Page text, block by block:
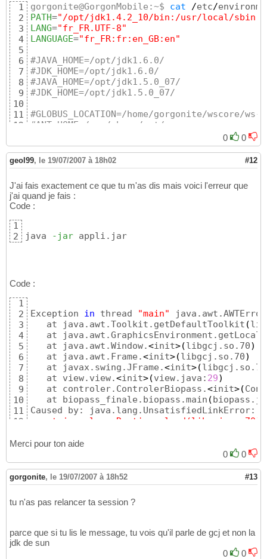
1
2
3
4
5
6
7
8
9
10
11
12
14
15
gorgonite@GorgonMobile:~$ cat /etc/
PATH="/opt/jdk1.4.2_10/bin:/usr/local/
LANG="fr_FR.UTF-8"
LANGUAGE="fr_FR:fr:en_GB:en"
#JAVA_HOME=/opt/jdk1.6.0/
#JDK_HOME=/opt/jdk1.6.0/
#JAVA_HOME=/opt/jdk1.5.0_07/
#JDK_HOME=/opt/jdk1.5.0_07/
#GLOBUS_LOCATION=/home/gorgonite/
#ANT_HOME=/usr/share/ant/
JAVA_HOME=/opt/
JDK_HOME=/opt/jdk1.4.2_10
0 0
geol99, le 19/07/2007 à 18h02 #12
J'ai fais exactement ce que tu m'as dis mais voici l'erreur que
j'ai quand je fais :
Code :
1
2
java -jar appli.jar
Code :
1
2
3
4
5
6
7
8
9
10
11
12
14
16
17
18
Exception in thread "main"
   at java.awt.Toolkit.getDefaultToolkit
(
at
   at java.awt.Window.
<init>(libgcj.so.70)
   at java.awt.Frame.
<init>(libgcj.so.70)
   at javax.swing.JFrame.
<init>(libgcj.so.70
   at view.view.
<init>(view.java: 29)
   at controler.ControlerBiopass.
<init>(
   at biopass_finale.biopass.main
(
Caused by:
   at java.lang.Runtime._load(libgcj.so.70)
at
at
at
   at java.lang.Class.forName(libgcj.so.70)
at
Merci pour ton aide
0
0
gorgonite, le 19/07/2007 à 18h52 #13
tu n'as pas relancer ta session ?
parce que si tu lis le message, tu vois qu'il parle de gcj et non la
jdk de sun
0
0